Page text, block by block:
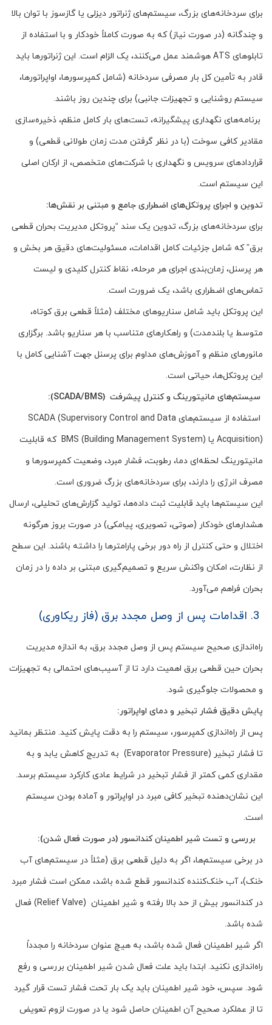
برای سردخانه‌های بزرگ، سیستم‌های ژنراتور دیزلی یا گازسوز با توان بالا
و چندگانه (در صورت نیاز) که به صورت کاملاً خودکار و با استفاده از
تابلوهای ATS هوشمند عمل می‌کنند، یک الزام است. این ژنراتورها باید
قادر به تأمین کل بار مصرفی سردخانه (شامل کمپرسورها، اواپراتورها،
سیستم روشنایی و تجهیزات جانبی) برای چندین روز باشند.
برنامه‌های نگهداری پیشگیرانه، تست‌های بار کامل منظم، ذخیره‌سازی
مقادیر کافی سوخت (با در نظر گرفتن مدت زمان طولانی قطعی) و
قراردادهای سرویس و نگهداری با شرکت‌های متخصص، از ارکان اصلی
این سیستم است.
تدوین و اجرای پروتکل‌های اضطراری جامع و مبتنی بر نقش‌ها:
برای سردخانه‌های بزرگ، تدوین یک سند “پروتکل مدیریت بحران قطعی
برق” که شامل جزئیات کامل اقدامات، مسئولیت‌های دقیق هر بخش و
هر پرسنل، زمان‌بندی اجرای هر مرحله، نقاط کنترل کلیدی و لیست
تماس‌های اضطراری باشد، یک ضرورت است.
این پروتکل باید شامل سناریوهای مختلف (مثلاً قطعی برق کوتاه،
متوسط یا بلندمدت) و راهکارهای متناسب با هر سناریو باشد. برگزاری
مانورهای منظم و آموزش‌های مداوم برای پرسنل جهت آشنایی کامل با
این پروتکل‌ها، حیاتی است.
سیستم‌های مانیتورینگ و کنترل پیشرفت (SCADA/BMS):
استفاده از سیستم‌های SCADA (Supervisory Control and Data
Acquisition) یا BMS (Building Management System) که قابلیت
مانیتورینگ لحظه‌ای دما، رطوبت، فشار مبرد، وضعیت کمپرسورها و
مصرف انرژی را دارند، برای سردخانه‌های بزرگ ضروری است.
این سیستم‌ها باید قابلیت ثبت داده‌ها، تولید گزارش‌های تحلیلی، ارسال
هشدارهای خودکار (صوتی، تصویری، پیامکی) در صورت بروز هرگونه
اختلال و حتی کنترل از راه دور برخی پارامترها را داشته باشند. این سطح
از نظارت، امکان واکنش سریع و تصمیم‌گیری مبتنی بر داده را در زمان
بحران فراهم می‌آورد.
راه‌اندازی صحیح سیستم پس از وصل مجدد برق، به اندازه مدیریت
بحران حین قطعی برق اهمیت دارد تا از آسیب‌های احتمالی به تجهیزات
و محصولات جلوگیری شود.
پایش دقیق فشار تبخیر و دمای اواپراتور:
پس از راه‌اندازی کمپرسور، سیستم را به دقت پایش کنید. منتظر بمانید
تا فشار تبخیر (Evaporator Pressure) به تدریج کاهش یابد و به
مقداری کمی کمتر از فشار تبخیر در شرایط عادی کارکرد سیستم برسد.
این نشان‌دهنده تبخیر کافی مبرد در اواپراتور و آماده بودن سیستم
است.
بررسی و تست شیر اطمینان کندانسور (در صورت فعال شدن):
در برخی سیستم‌ها، اگر به دلیل قطعی برق (مثلاً در سیستم‌های آب
خنک)، آب خنک‌کننده کندانسور قطع شده باشد، ممکن است فشار مبرد
در کندانسور بیش از حد بالا رفته و شیر اطمینان (Relief Valve) فعال
شده باشد.
اگر شیر اطمینان فعال شده باشد، به هیچ عنوان سردخانه را مجدداً
راه‌اندازی نکنید. ابتدا باید علت فعال شدن شیر اطمینان بررسی و رفع
شود. سپس، خود شیر اطمینان باید یک بار تحت فشار تست قرار گیرد
تا از عملکرد صحیح آن اطمینان حاصل شود یا در صورت لزوم تعویض